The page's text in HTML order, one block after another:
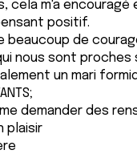
cela m'a encouragé
positif.
beaucoup de
nous sont
un mari
demander des
plaisir